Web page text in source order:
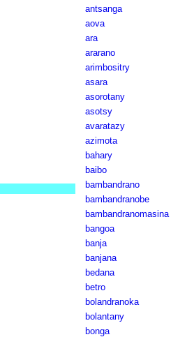
antsanga
aova
ara
ararano
arimbositry
asara
asorotany
asotsy
avaratazy
azimota
bahary
baibo
bambandrano
bambandranobe
bambandranomasina
bangoa
banja
banjana
bedana
betro
bolandranoka
bolantany
bonga